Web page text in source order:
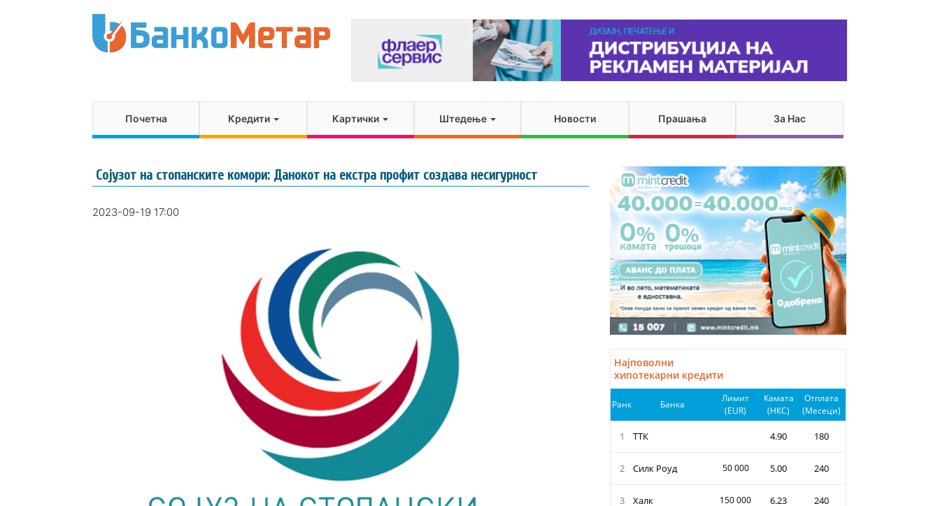
Почетна Кредити Картички Штедење Новости Прашања За Нас
Сојузот на стопанските комори: Данокот на екстра профит создава несигурност
2023-09-19 17:00